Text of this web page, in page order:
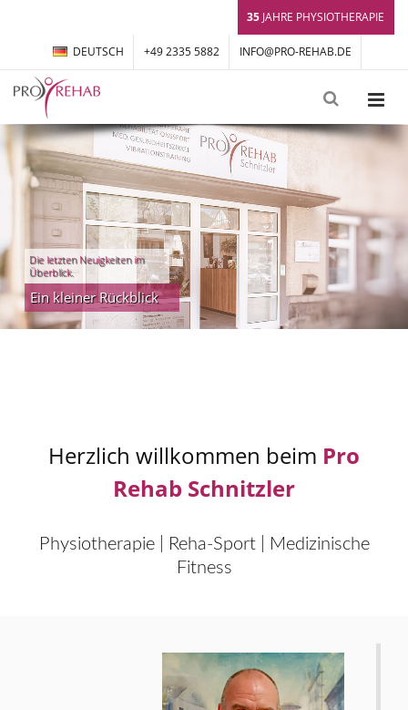
35 JAHRE PHYSIOTHERAPIE
DEUTSCH +49 2335 5882 INFO@PRO-REHAB.DE
Ein kleiner Rückblick
Die letzten Neuigkeiten im
Überblick.
Herzlich willkommen beim Pro
Rehab Schnitzler
Physiotherapie | Reha-Sport | Medizinische
Fitness